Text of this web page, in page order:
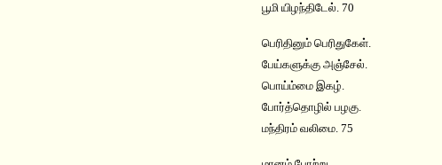
பூமி யிழந்திடேல். 70
பெரிதினும் பெரிதுகேள்.
பேய்களுக்கு அஞ்சேல்.
பொய்ம்மை இகழ்.
போர்த்தொழில் பழகு.
மந்திரம் வலிமை. 75